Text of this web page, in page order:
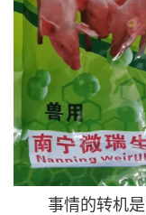
事情的转机